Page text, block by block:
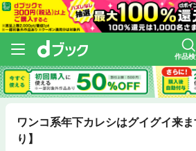
作品
ワンコ系年下カレシはグイグイ来
り】